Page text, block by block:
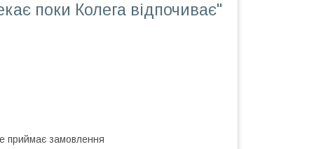
поки Колега відпочиває"
приймає замовлення